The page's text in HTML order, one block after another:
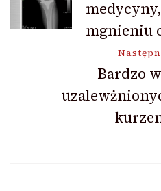
wpisumgnieniu
Bardzo